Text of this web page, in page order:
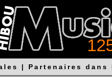
| Partenaires dans